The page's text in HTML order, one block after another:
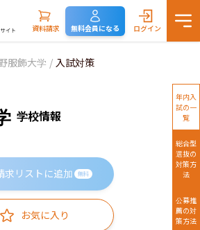
資料請求 無料会員になる ログイン
服飾大学 / 入試対策
学校情報
求リストに追加 無料
お気に入り
年内入
試の一
覧
総合型
選抜の
対策方
法
公募推
薦の対
策方法